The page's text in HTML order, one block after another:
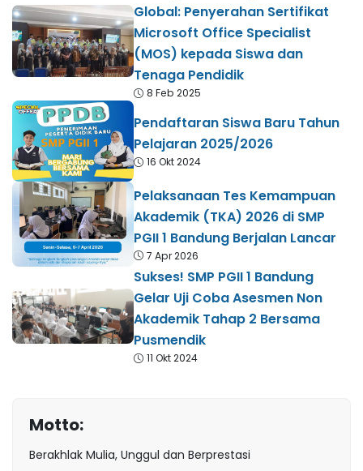
Global: Penyerahan Sertifikat
Microsoft Office Specialist
(MOS) kepada Siswa dan
Tenaga Pendidik
8 Feb 2025
Pendaftaran Siswa Baru Tahun
Pelajaran 2025/2026
16 Okt 2024
Pelaksanaan Tes Kemampuan
Akademik (TKA) 2026 di SMP
PGII 1 Bandung Berjalan Lancar
7 Apr 2026
Sukses! SMP PGII 1 Bandung
Gelar Uji Coba Asesmen Non
Akademik Tahap 2 Bersama
Pusmendik
11 Okt 2024
Motto:
Berakhlak Mulia, Unggul dan Berprestasi